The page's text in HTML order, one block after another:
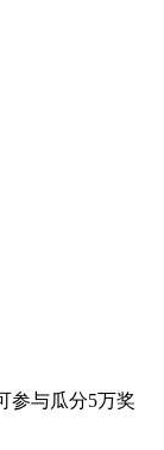
参与瓜分5万奖